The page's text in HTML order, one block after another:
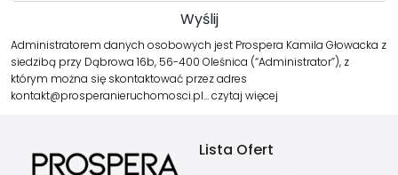
Administratorem danych osobowych jest Prospera Kamila Głowacka z
siedzibą przy Dąbrowa 16b, 56-400 Oleśnica (“Administrator”), z
którym można się skontaktować przez adres
kontakt@prosperanieruchomosci.pl…czytaj więcej
Lista Ofert